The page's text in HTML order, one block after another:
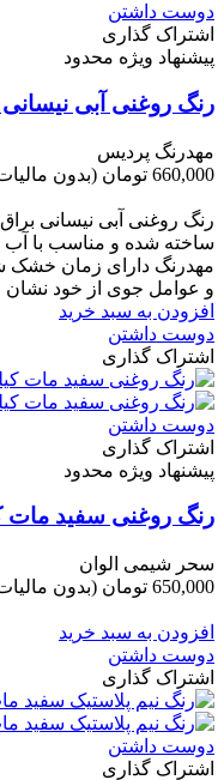
دوست داشتن
اشتراک گذاری
پیشنهاد ویژه محدود
رنگ روغنی آبی
مهدرنگ پردیس
660,000 تومان
(بدون
رنگ روغنی آبی نیسانی
ساخته شده و مناسب با آب
مهدرنگ دارای زﻣﺎن ﺧﺸﮏ
و ﻋﻮاﻣﻞ ﺟﻮی از ﺧﻮد
افزودن به سبد خرید
دوست داشتن
اشتراک گذاری
دوست داشتن
اشتراک گذاری
پیشنهاد ویژه محدود
رنگ روغنی سفید مات
سحر شیمی الوان
650,000 تومان
(بدون
افزودن به سبد خرید
دوست داشتن
اشتراک گذاری
دوست داشتن
اشتراک گذاری